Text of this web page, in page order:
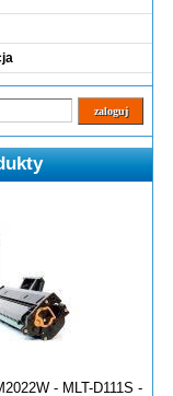
- MLT-D111S -